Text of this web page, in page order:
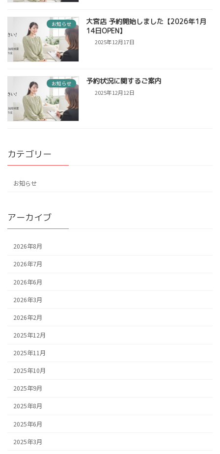
お知らせ
大宮店 予約開始しました【2026年1月
14日OPEN】
2025年12月17日
お知らせ 予約状況に関するご案内
2025年12月12日
カテゴリー
お知らせ
アーカイブ
2026年8月
2026年7月
2026年6月
2026年3月
2026年2月
2025年12月
2025年11月
2025年10月
2025年9月
2025年8月
2025年6月
2025年3月